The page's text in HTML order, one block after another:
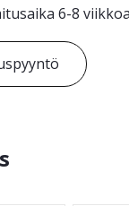
6-8 viikkoa